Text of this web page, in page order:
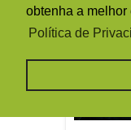
obtenha a
Política de